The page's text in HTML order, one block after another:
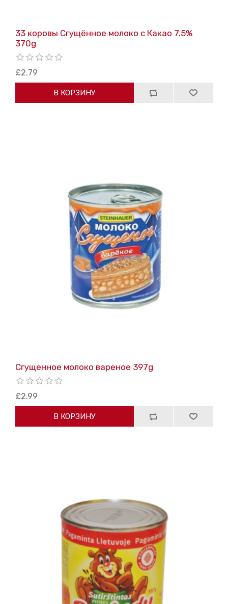
33 коровы Сгущённое молоко с Какао 7.5%
370g
£2.79
В КОРЗИНУ
Сгущенное молоко вареное 397g
£2.99
В КОРЗИНУ